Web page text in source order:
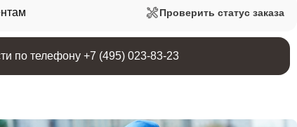
Проверить статус заказа
по телефону +7 (495) 023-83-23